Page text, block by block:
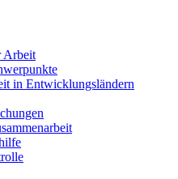
Arbeit
in Entwicklungsländern